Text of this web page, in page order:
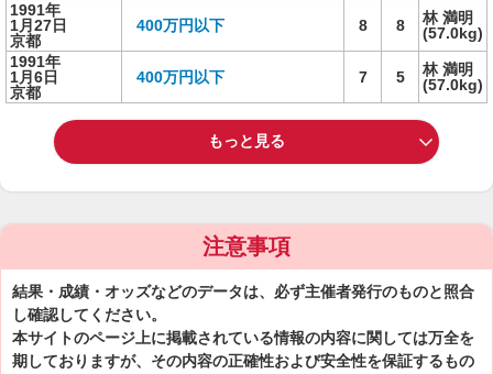
1991年
1月27日
京都
400万円以下 8 8
林 満明
(57.0kg)
1991年
1月6日
京都
400万円以下 7 5
林 満明
(57.0kg)
もっと見る
注意事項
結果・成績・オッズなどのデータは、必ず主催者発行のものと照合
し確認してください。
本サイトのページ上に掲載されている情報の内容に関しては万全を
期しておりますが、その内容の正確性および安全性を保証するもの